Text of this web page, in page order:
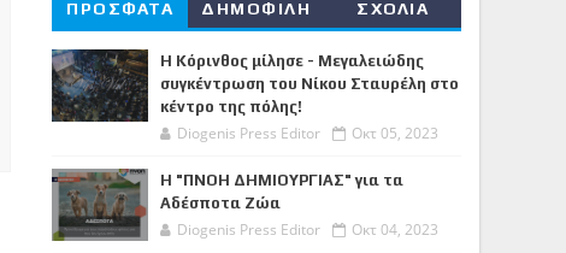
ΠΡΟΣΦΑΤΑ ΔΗΜΟΦΙΛΗ ΣΧΟΛΙΑ
Η Κόρινθος μίλησε - Μεγαλειώδης
συγκέντρωση του Νίκου Σταυρέλη στο
κέντρο της πόλης!
Diogenis Press Editor Οκτ 05, 2023
Η "ΠΝΟΗ ΔΗΜΙΟΥΡΓΙΑΣ" για τα
Αδέσποτα Ζώα
Diogenis Press Editor Οκτ 04, 2023